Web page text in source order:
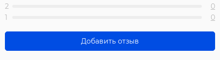
2
0
1
0
Добавить отзыв